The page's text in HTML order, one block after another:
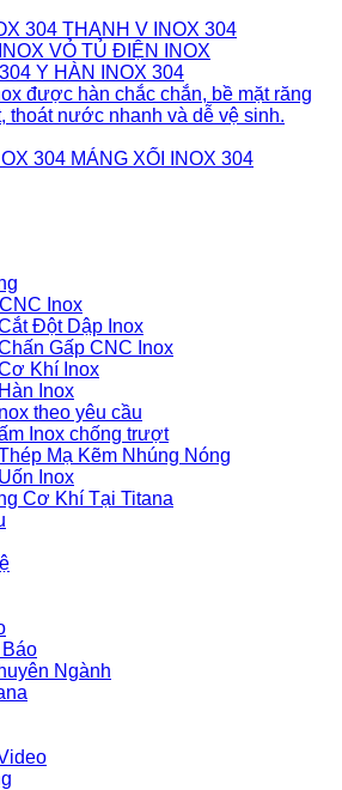
THANH V INOX 304
VỎ TỦ ĐIỆN INOX
Y HÀN INOX 304
MÁNG XỐI INOX 304
Inox
Đột Dập Inox
Gấp CNC Inox
Khí Inox
Inox
theo yêu cầu
Inox chống trượt
Mạ Kẽm Nhúng Nóng
Inox
Cơ Khí Tại Titana
Ngành